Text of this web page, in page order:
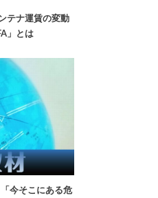
テナ運賃の変動
」とは
今そこにある危